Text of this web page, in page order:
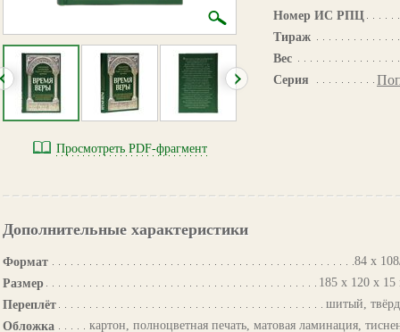
Просмотреть PDF-фрагмент
Номер ИС РПЦ
Тираж
Вес
Серия
Дополнительные характеристики
Формат
84 х
Размер
185 х 120 х
Переплёт
шитый,
Обложка
картон, полноцветная печать, матовая ламинация,